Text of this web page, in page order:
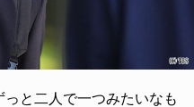
と二人で一つみたいなも